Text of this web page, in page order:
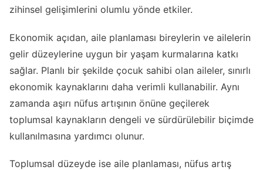
zihinsel gelişimlerini olumlu yönde etkiler.
Ekonomik açıdan, aile planlaması bireylerin ve ailelerin
gelir düzeylerine uygun bir yaşam kurmalarına katkı
sağlar. Planlı bir şekilde çocuk sahibi olan aileler, sınırlı
ekonomik kaynaklarını daha verimli kullanabilir. Aynı
zamanda aşırı nüfus artışının önüne geçilerek
toplumsal kaynakların dengeli ve sürdürülebilir biçimde
kullanılmasına yardımcı olunur.
Toplumsal düzeyde ise aile planlaması, nüfus artış